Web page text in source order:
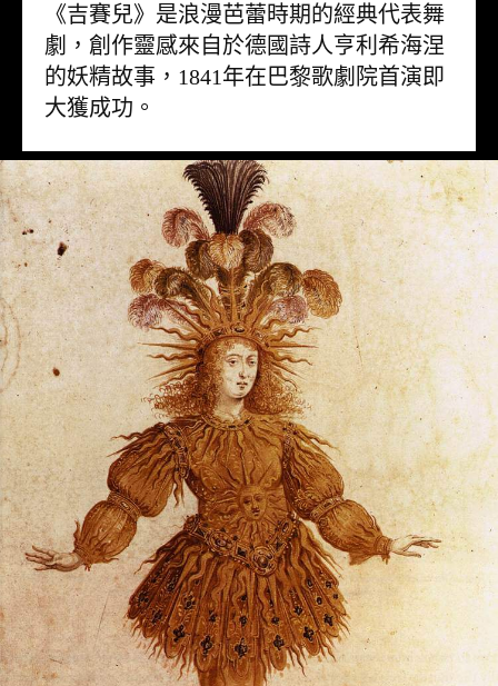
《吉賽兒》是浪漫芭蕾時期的經典代表舞
劇，創作靈感來自於德國詩人亨利希海涅
的妖精故事，1841年在巴黎歌劇院首演即
大獲成功。